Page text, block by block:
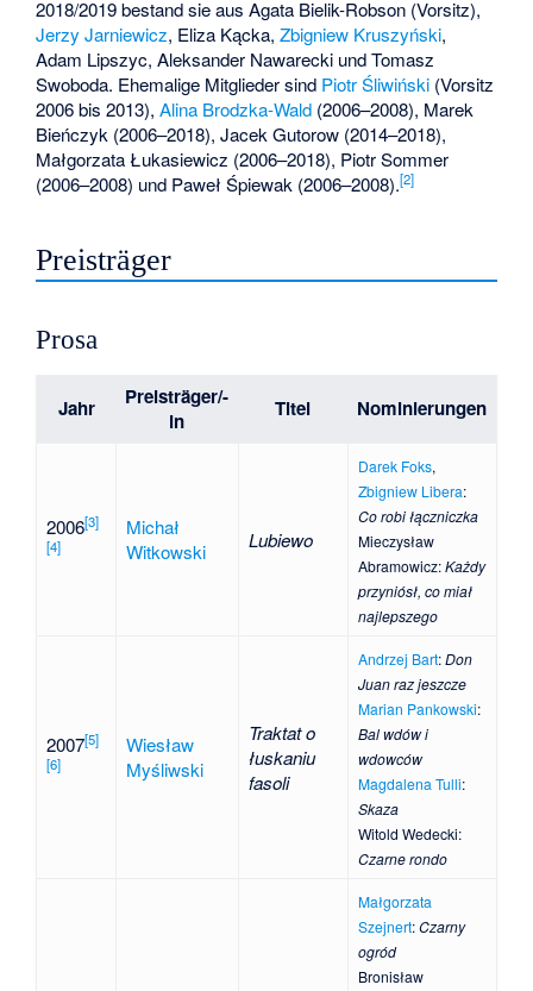
2018/2019 bestand sie ausAgata Bielik-Robson (Vorsitz),
Jerzy Jarniewicz, Eliza Kącka,Zbigniew Kruszyński,
Adam Lipszyc,Aleksander Nawarecki undTomasz
Swoboda. Ehemalige Mitglieder sind Piotr Śliwiński (Vorsitz
2006 bis 2013),Alina Brodzka-Wald (2006–2008), Marek
Bieńczyk (2006–2018),Jacek Gutorow (2014–2018),
Małgorzata Łukasiewicz (2006–2018), Piotr Sommer
(2006–2008) und Paweł Śpiewak (2006–2008).[2]
Preisträger
Prosa
Jahr
Preisträger/-
in
Titel Nominierungen
2006[3]
[4]
Michał
Witkowski
Lubiewo
Darek Foks,
Zbigniew Libera:
Co robi łączniczka
Mieczysław
Abramowicz:Każdy
przyniósł, co miał
najlepszego
2007[5]
[6]
Wiesław
Myśliwski
Traktat o
łuskaniu
fasoli
Andrzej Bart:Don
Juan raz jeszcze
Marian Pankowski:
Bal wdów i
wdowców
Magdalena Tulli:
Skaza
Witold Wedecki:
Czarne rondo
Małgorzata
Szejnert:Czarny
ogród
Bronisław